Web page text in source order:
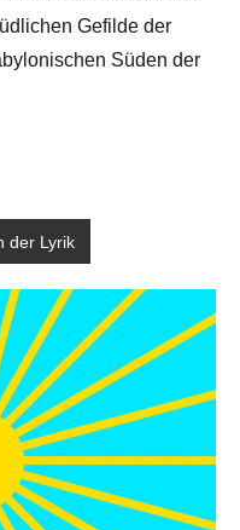
Gefilde der
Süden der
der Lyrik